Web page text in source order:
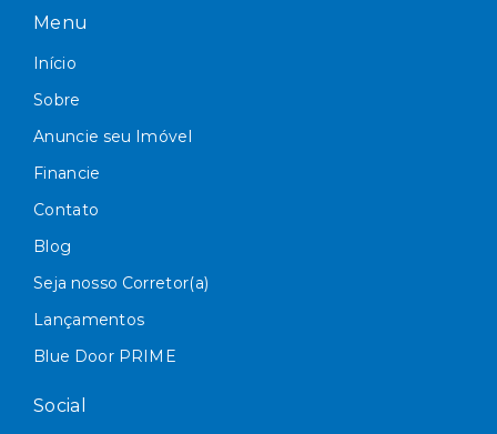
Menu
Início
Sobre
Anuncie seu Imóvel
Financie
Contato
Blog
Seja nosso Corretor(a)
Lançamentos
Blue Door PRIME
Social